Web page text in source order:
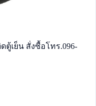
ตู้เย็น สั่งซื้อโทร.096-